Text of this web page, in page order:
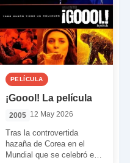
PELÍCULA
¡Goool! La película
2005 12 May 2026
Tras la controvertida
hazaña de Corea en el
Mundial que se celebró en